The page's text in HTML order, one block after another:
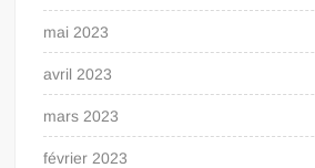
mai 2023
avril 2023
mars 2023
février 2023